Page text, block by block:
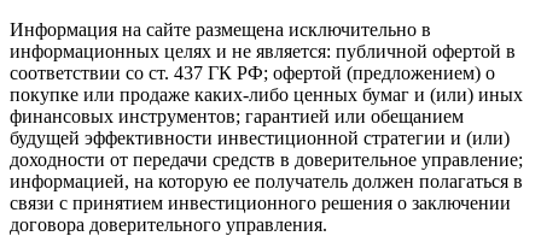
Информация на сайте размещена исключительно в
информационных целях и не является: публичной офертой в
соответствии со ст. 437 ГК РФ; офертой (предложением) о
покупке или продаже каких-либо ценных бумаг и (или) иных
финансовых инструментов; гарантией или обещанием
будущей эффективности инвестиционной стратегии и (или)
доходности от передачи средств в доверительное управление;
информацией, на которую ее получатель должен полагаться в
связи с принятием инвестиционного решения о заключении
договора доверительного управления.